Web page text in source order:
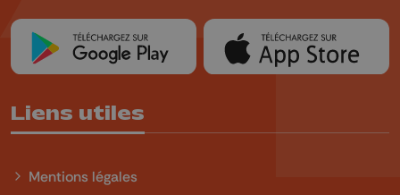
Liens utiles
Mentions légales